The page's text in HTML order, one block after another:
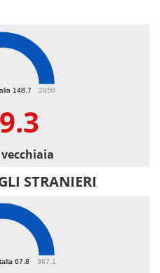
148.7 2850
STRANIERI
67.8 367.1